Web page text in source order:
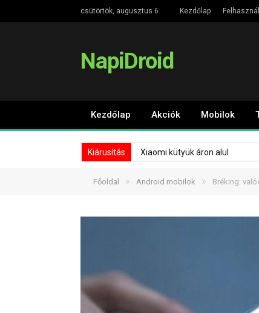
csütörtök, augusztus 6 Kezdőlap
NapiDroid
Kezdőlap Akciók Mobilok
Kiárusítás Xiaomi kütyük áron alul
Főoldal » Android mobilok » Bréking: